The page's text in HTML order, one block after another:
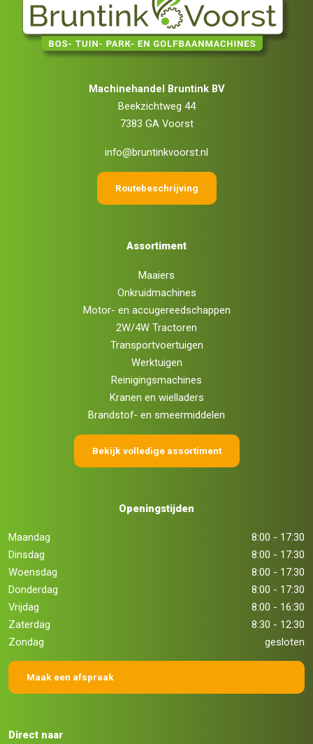
Machinehandel Bruntink BV
Beekzichtweg 44
7383 GA Voorst
info@bruntinkvoorst.nl
Routebeschrijving
Assortiment
Maaiers
Onkruidmachines
Motor- en accugereedschappen
2W/4W Tractoren
Transportvoertuigen
Werktuigen
Reinigingsmachines
Kranen en wielladers
Brandstof- en smeermiddelen
Bekijk volledige assortiment
Openingstijden
Maandag
8:00 - 17:30
Dinsdag
8:00 - 17:30
Woensdag
8:00 - 17:30
Donderdag
8:00 - 17:30
Vrijdag
8:00 - 16:30
Zaterdag
8:30 - 12:30
Zondag
gesloten
Maak een afspraak
Direct naar